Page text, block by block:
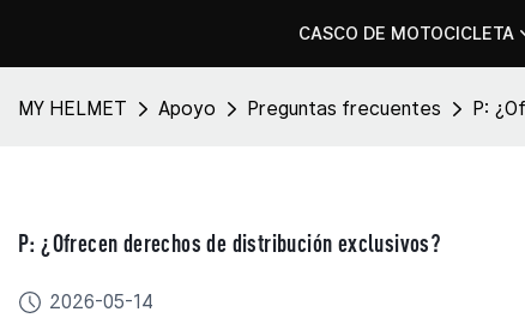
CASCO DE MOTOCICLETA
MY HELMET Apoyo Preguntas frecuentes P:
P: ¿Ofrecen derechos de distribución exclusivos?
2026-05-14